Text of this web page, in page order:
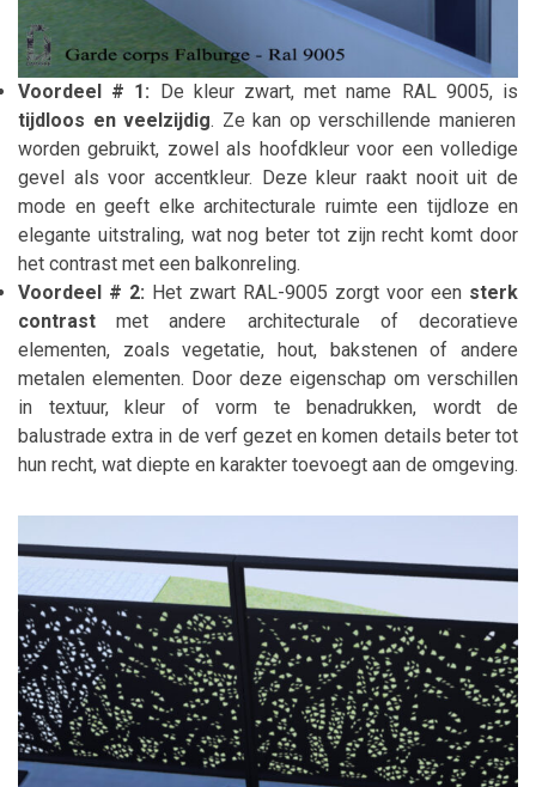
Voordeel # 1: De kleur zwart, met name RAL 9005, is
tijdloos en veelzijdig. Ze kan op verschillende manieren
worden gebruikt, zowel als hoofdkleur voor een volledige
gevel als voor accentkleur. Deze kleur raakt nooit uit de
mode en geeft elke architecturale ruimte een tijdloze en
elegante uitstraling, wat nog beter tot zijn recht komt door
het contrast met een balkonreling.
Voordeel # 2: Het zwart RAL-9005 zorgt voor een sterk
contrast met andere architecturale of decoratieve
elementen, zoals vegetatie, hout, bakstenen of andere
metalen elementen. Door deze eigenschap om verschillen
in textuur, kleur of vorm te benadrukken, wordt de
balustrade extra in de verf gezet en komen details beter tot
hun recht, wat diepte en karakter toevoegt aan de omgeving.